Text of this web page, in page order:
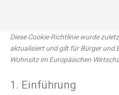
springen
Diese Cookie-Richtlinie wurde
aktualisiert und gilt für Bürger und
Wohnsitz im Europäischen
1. Einführung